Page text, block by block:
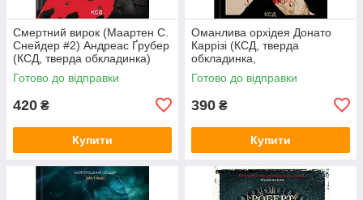
Смертний вирок (Маартен С.
Снейдер #2) Андреас Ґрубер
(КСД, тверда обкладинка)
Готово до відправки
420 ₴
Купити
Оманлива орхідея Донато
Каррізі (КСД, тверда
обкладинка,
суперобкладинка)
Готово до відправки
390 ₴
Купити